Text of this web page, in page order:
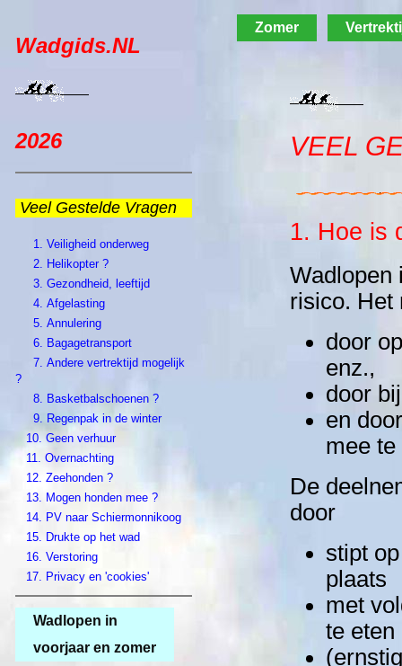
Wadgids.NL
2026
Veel Gestelde Vragen
1. Veiligheid onderweg
2. Helikopter ?
3. Gezondheid, leeftijd
4. Afgelasting
5. Annulering
6. Bagagetransport
7. Andere vertrektijd mogelijk
?
8. Basketbalschoenen ?
9. Regenpak in de winter
10. Geen verhuur
11. Overnachting
12. Zeehonden ?
13. Mogen honden mee ?
14. PV naar Schiermonnikoog
15. Drukte op het wad
16. Verstoring
17. Privacy en 'cookies'
Wadlopen in
voorjaar en zomer
Zomer
VEEL
1. Hoe is
Wadlopen
risico. Het
door
enz.,
door
en
mee
De
door
stipt
plaats
met
te eten